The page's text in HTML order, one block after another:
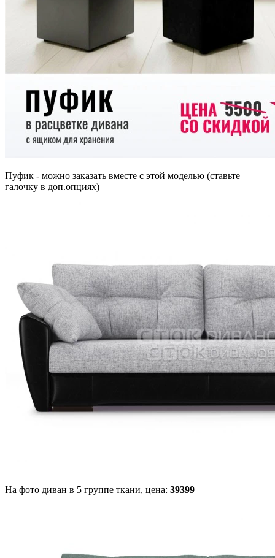
Пуфик - можно заказать вместе с этой моделью (ставьте
галочку в доп.опциях)
На фото диван в 5 группе ткани, цена: 39399